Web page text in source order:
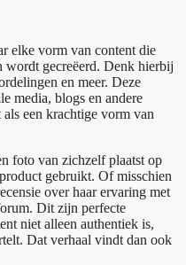
elke vorm van content die
wordt gecreëerd. Denk hierbij
en meer. Deze
media, blogs en andere
een krachtige vorm van
foto van zichzelf plaatst op
gebruikt. Of misschien
over haar ervaring met
Dit zijn perfecte
niet alleen authentiek is,
Dat verhaal vindt dan ook